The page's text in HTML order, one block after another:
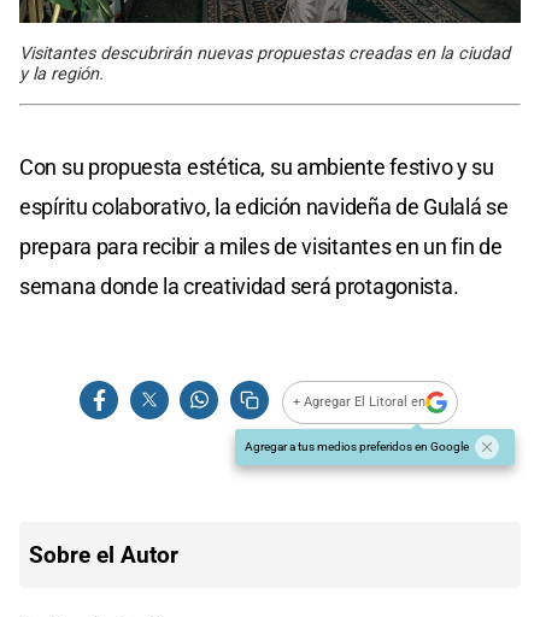
Visitantes descubrirán nuevas propuestas creadas en la ciudad
y la región.
Con su propuesta estética, su ambiente festivo y su
espíritu colaborativo, la edición navideña de Gulalá se
prepara para recibir a miles de visitantes en un fin de
semana donde la creatividad será protagonista.
+ Agregar El Litoral en
Agregar a tus medios preferidos en Google
Sobre el Autor